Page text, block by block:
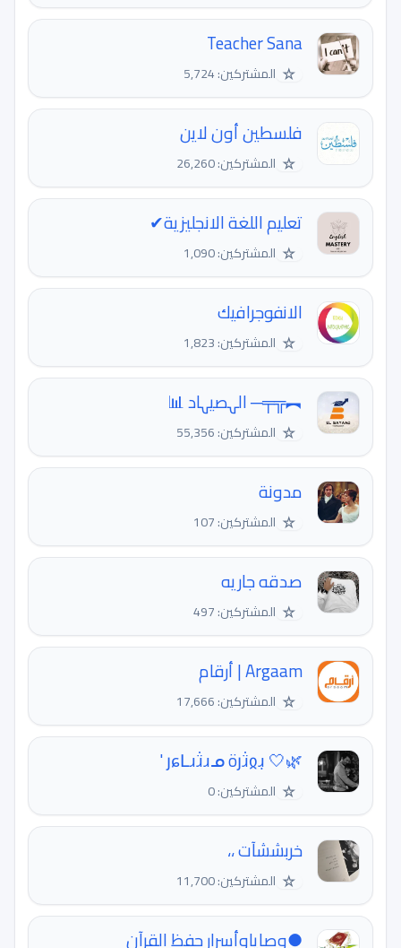
Teacher Sana
☆ المشتركين: 5,724
فلسطين أون لاين
☆ المشتركين: 26,260
تعليم اللغة الانجليزية✔
☆ المشتركين: 1,090
الانفوجرافيك
☆ المشتركين: 1,823
︻╦╤─ الہصيہاد 📊
☆ المشتركين: 55,356
مدونة
☆ المشتركين: 107
صدقه جاريه
☆ المشتركين: 497
Argaam | أرقام
☆ المشتركين: 17,666
🌿🤍 յɕԼɹɹ̈̇ɹᓄ öյɹ̈̇ჲɹ̣ '
☆ المشتركين: 0
خربششآت ،،
☆ المشتركين: 11,700
●وصاياوأسرار حفظ القرآن